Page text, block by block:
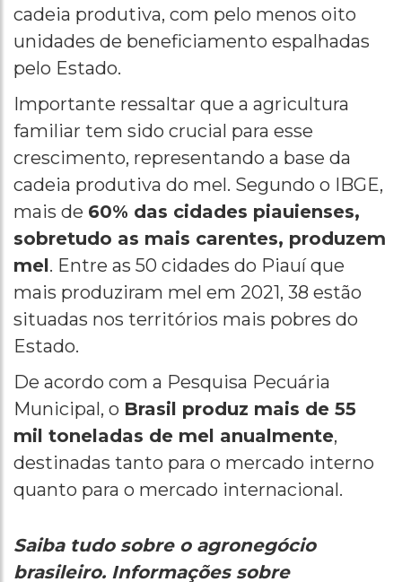
cadeia produtiva, com pelo menos oito
unidades de beneficiamento espalhadas
pelo Estado.
Importante ressaltar que a agricultura
familiar tem sido crucial para esse
crescimento, representando a base da
cadeia produtiva do mel. Segundo o IBGE,
mais de 60% das cidades piauienses,
sobretudo as mais carentes, produzem
mel . Entre as 50 cidades do Piauí que
mais produziram mel em 2021, 38 estão
situadas nos territórios mais pobres do
Estado.
De acordo com a Pesquisa Pecuária
Municipal, o Brasil produz mais de 55
mil toneladas de mel anualmente,
destinadas tanto para o mercado interno
quanto para o mercado internacional.
Saiba tudo sobre o agronegócio
brasileiro. Informações sobre